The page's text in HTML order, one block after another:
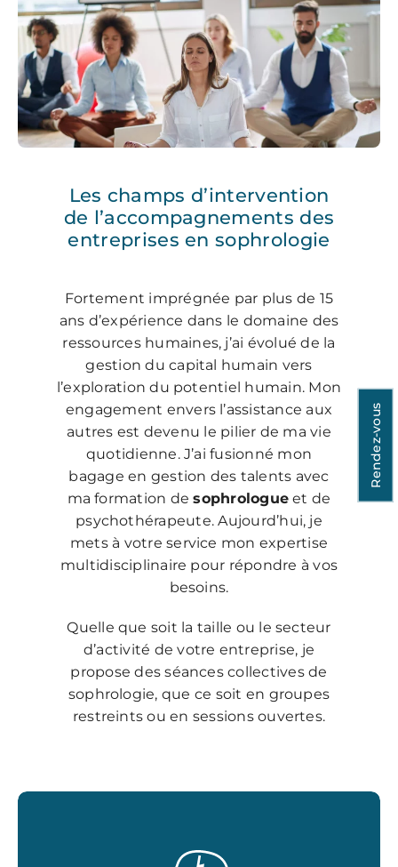
Les champs d’intervention
de l’accompagnements des
entreprises en sophrologie
Fortement imprégnée par plus de 15
ans d’expérience dans le domaine des
ressources humaines, j’ai évolué de la
gestion du capital humain vers
l’exploration du potentiel humain. Mon
engagement envers l’assistance aux
autres est devenu le pilier de ma vie
quotidienne. J’ai fusionné mon
bagage en gestion des talents avec
ma formation desophrologue et de
psychothérapeute. Aujourd’hui, je
mets à votre service mon expertise
multidisciplinaire pour répondre à vos
besoins.
Quelle que soit la taille ou le secteur
d’activité de votre entreprise, je
propose des séances collectives de
sophrologie, que ce soit en groupes
restreints ou en sessions ouvertes.
Rendez-vous